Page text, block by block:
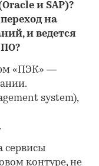
и SAP)?
на
и ведется
ПО?
«ПЭК» —
system),
сервисы
контуре, не